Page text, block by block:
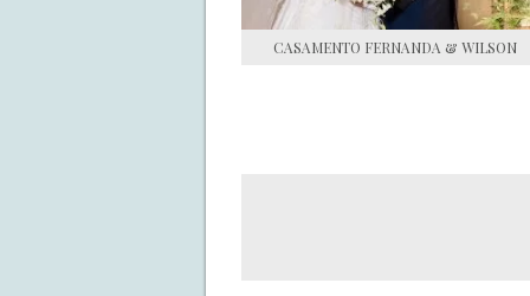
CASAMENTO FERNANDA & WILSON